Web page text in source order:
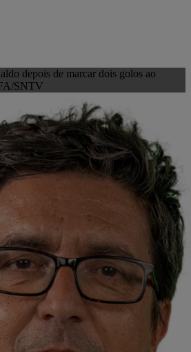
depois de marcar dois golos ao
SNTV